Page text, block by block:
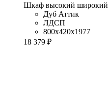
Шкаф высокий широкий
Дуб Аттик
ЛДСП
800x420x1977
18 379 ₽